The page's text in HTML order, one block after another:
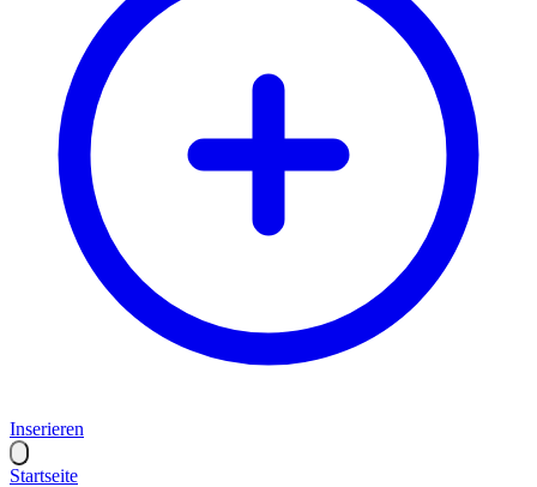
Inserieren
Startseite